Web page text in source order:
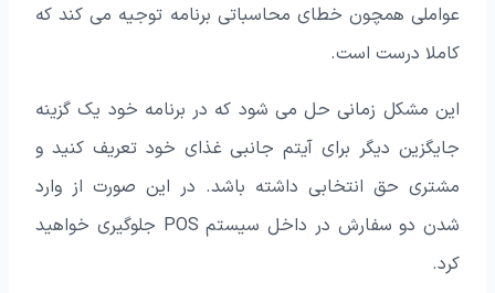
عواملی همچون خطای محاسباتی برنامه توجیه می کند که
کاملا درست است.
این مشکل زمانی حل می شود که در برنامه خود یک گزینه
جایگزین دیگر برای آیتم جانبی غذای خود تعریف کنید و
مشتری حق انتخابی داشته باشد. در این صورت از وارد
شدن دو سفارش در داخل سیستم POS جلوگیری خواهید
کرد.